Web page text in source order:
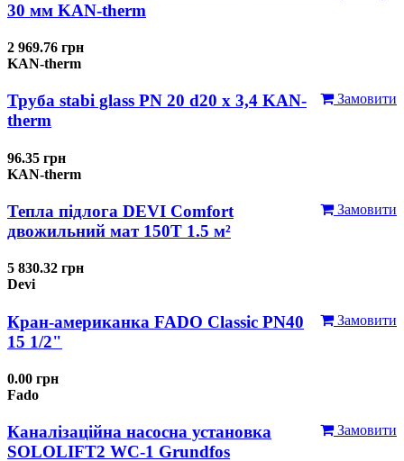
30 мм KAN-therm
2 969.76 грн
KAN-therm
Замовити
Труба stabi glass PN 20 d20 х 3,4 KAN-
therm
96.35 грн
KAN-therm
Замовити
Тепла підлога DEVI Comfort
двожильний мат 150T 1.5 м²
5 830.32 грн
Devi
Замовити
Кран-американка FADO Classic PN40
15 1/2"
0.00 грн
Fado
Замовити
Каналізаційна насосна установка
SOLOLIFT2 WC-1 Grundfos